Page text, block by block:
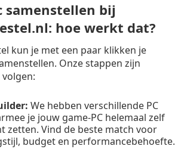
samenstellen bij
hoe werkt dat?
kun je met een paar klikken je
Onze stappen zijn
We hebben verschillende PC
je jouw game-PC helemaal zelf
zetten. Vind de beste match voor
budget en performancebehoefte.